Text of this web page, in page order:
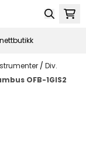
/ Div.
OFB-1GIS2